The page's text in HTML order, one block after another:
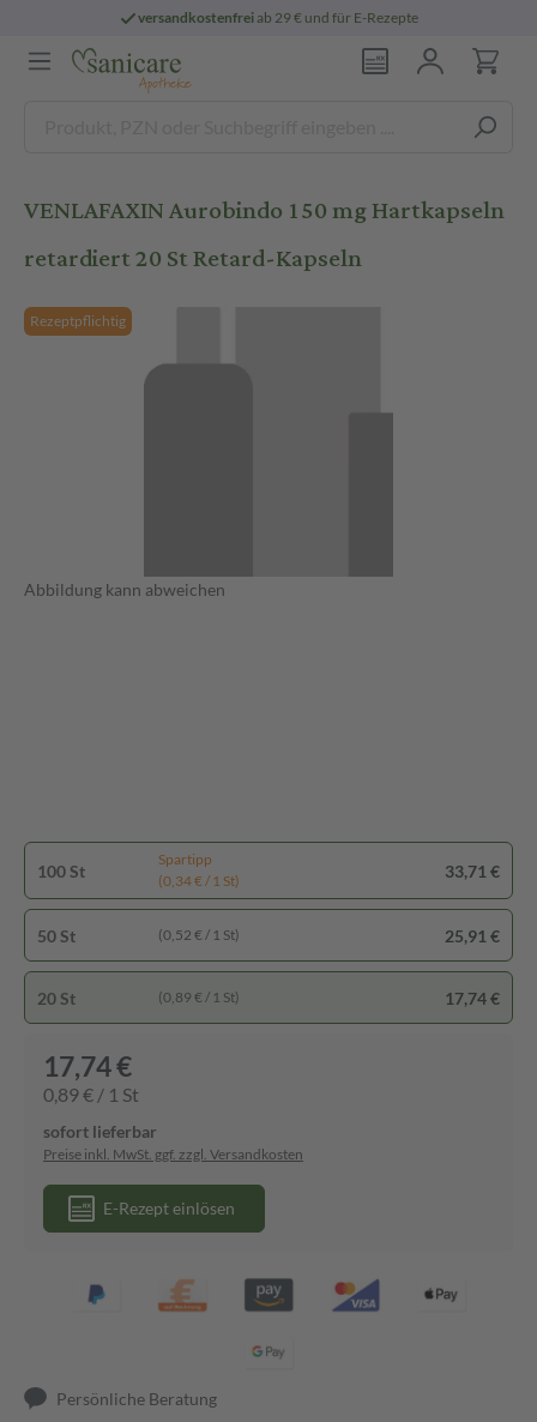
versandkostenfreiab 29 € und für E-Rezepte
VENLAFAXIN Aurobindo 150 mg Hartkapseln
retardiert 20 St Retard-Kapseln
Rezeptpflichtig
Abbildung kann abweichen
100 St
Spartipp
(0,34 € / 1 St)
33,71 €
50 St (0,52 € / 1 St) 25,91 €
20 St (0,89 € / 1 St) 17,74 €
17,74 €
0,89 € / 1 St
sofort lieferbar
Preise inkl. MwSt. ggf. zzgl. Versandkosten
E-Rezept einlösen
Persönliche Beratung